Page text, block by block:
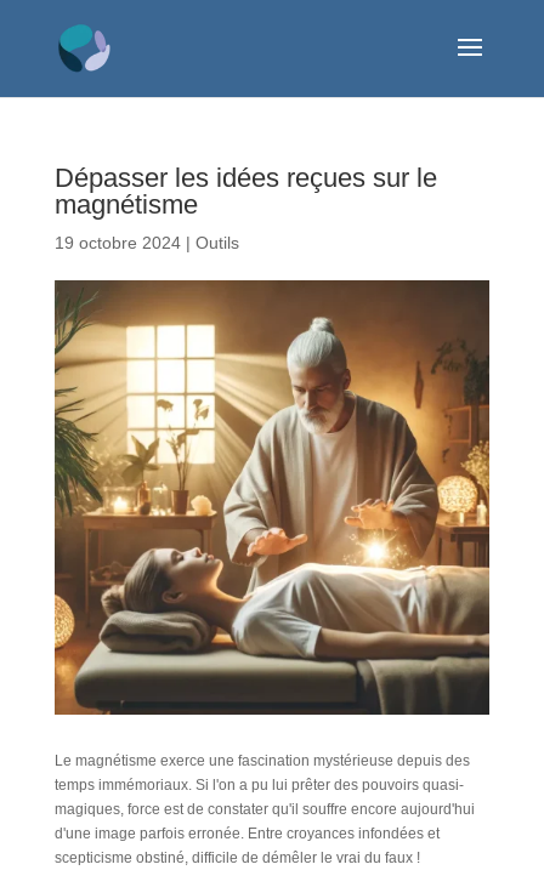
Dépasser les idées reçues sur le
magnétisme
19 octobre 2024| Outils
Le magnétisme exerce une fascination mystérieuse depuis des
temps immémoriaux. Si l'on a pu lui prêter des pouvoirs quasi-
magiques, force est de constater qu'il souffre encore aujourd'hui
d'une image parfois erronée. Entre croyances infondées et
scepticisme obstiné, difficile de démêler le vrai du faux !